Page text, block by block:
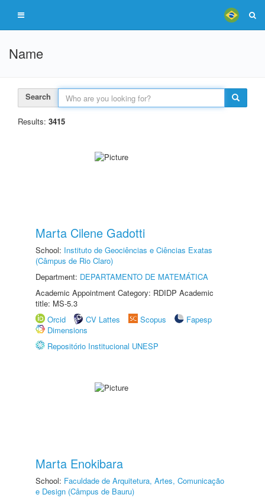
Name
Search
Results: 3415
Marta Cilene Gadotti
School: Instituto de Geociências e Ciências Exatas
(Câmpus de Rio Claro)
Department: DEPARTAMENTO DE MATEMÁTICA
Academic Appointment Category: RDIDP Academic
title: MS-5.3
Orcid
CV Lattes Scopus
Fapesp
Dimensions
Repositório Institucional UNESP
Marta Enokibara
School: Faculdade de Arquitetura, Artes, Comunicação
e Design (Câmpus de Bauru)